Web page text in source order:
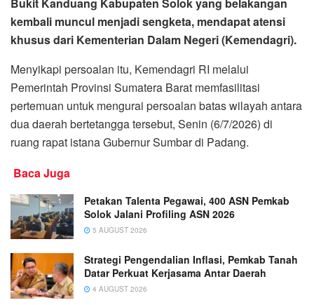
kembali muncul menjadi sengketa, mendapat atensi
khusus dari Kementerian Dalam Negeri (Kemendagri).
Menyikapi persoalan itu, Kemendagri RI melalui
Pemerintah Provinsi Sumatera Barat memfasilitasi
pertemuan untuk mengurai persoalan batas wilayah antara
dua daerah bertetangga tersebut, Senin (6/7/2026) di
ruang rapat istana Gubernur Sumbar di Padang.
Baca Juga
Petakan Talenta Pegawai, 400 ASN Pemkab
Solok Jalani Profiling ASN 2026
5 AUGUST 2026
Strategi Pengendalian Inflasi, Pemkab Tanah
Datar Perkuat Kerjasama Antar Daerah
4 AUGUST 2026